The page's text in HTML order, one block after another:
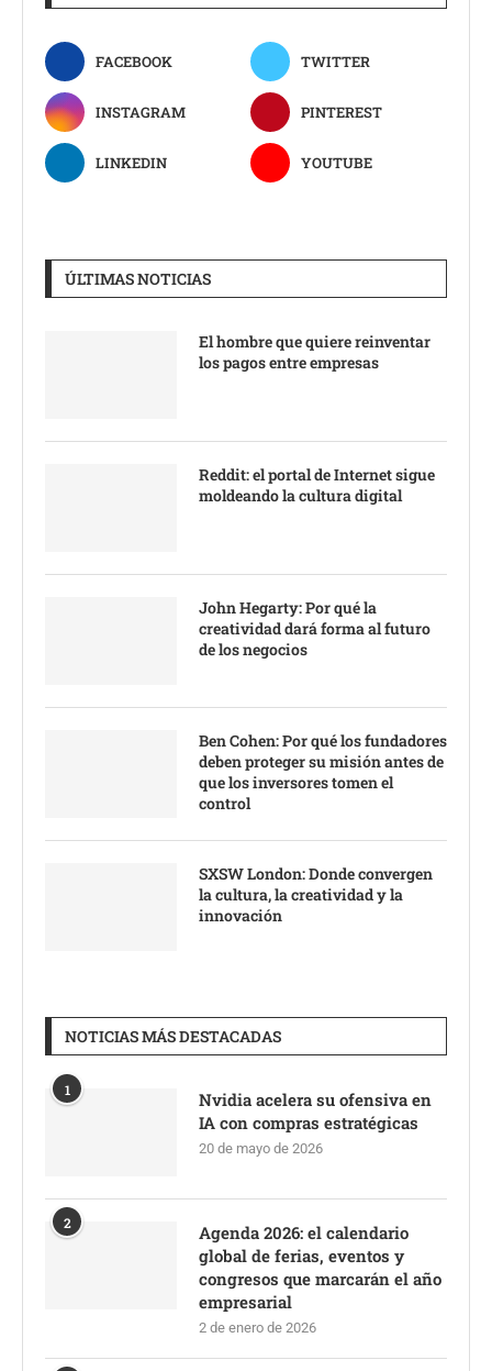
FACEBOOK TWITTER
INSTAGRAM PINTEREST
LINKEDIN YOUTUBE
ÚLTIMAS NOTICIAS
El hombre que quiere reinventar
los pagos entre empresas
Reddit: el portal de Internet sigue
moldeando la cultura digital
John Hegarty: Por qué la
creatividad dará forma al futuro
de los negocios
Ben Cohen: Por qué los fundadores
deben proteger su misión antes de
que los inversores tomen el
control
SXSW London: Donde convergen
la cultura, la creatividad y la
innovación
NOTICIAS MÁS DESTACADAS
1
Nvidia acelera su ofensiva en
IA con compras estratégicas
20 de mayo de 2026
2
Agenda 2026: el calendario
global de ferias, eventos y
congresos que marcarán el año
empresarial
2 de enero de 2026